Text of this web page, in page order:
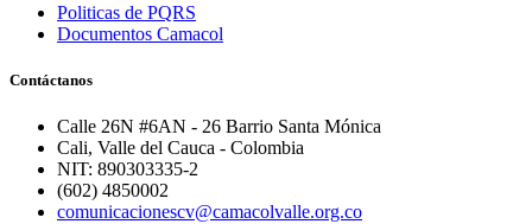
Politicas de PQRS
Documentos Camacol
Contáctanos
Calle 26N #6AN - 26 Barrio Santa Mónica
Cali, Valle del Cauca - Colombia
NIT: 890303335-2
(602) 4850002
comunicacionescv@camacolvalle.org.co